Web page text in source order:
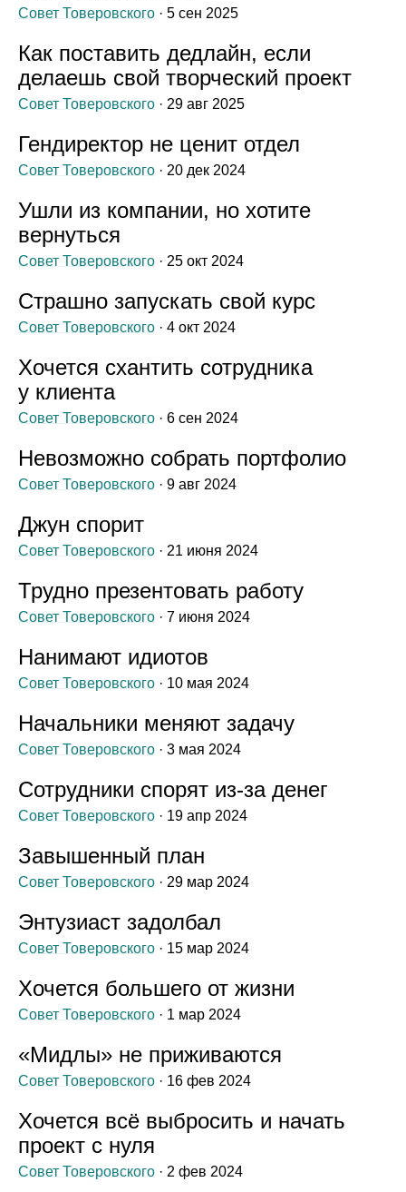
Совет Товеровского · 5 сен 2025
Как поставить дедлайн, если
делаешь свой творческий проект
Совет Товеровского · 29 авг 2025
Гендиректор не ценит отдел
Совет Товеровского · 20 дек 2024
Ушли из компании, но хотите
вернуться
Совет Товеровского · 25 окт 2024
Страшно запускать свой курс
Совет Товеровского · 4 окт 2024
Хочется схантить сотрудника
у клиента
Совет Товеровского · 6 сен 2024
Невозможно собрать портфолио
Совет Товеровского · 9 авг 2024
Джун спорит
Совет Товеровского · 21 июня 2024
Трудно презентовать работу
Совет Товеровского · 7 июня 2024
Нанимают идиотов
Совет Товеровского · 10 мая 2024
Начальники меняют задачу
Совет Товеровского · 3 мая 2024
Сотрудники спорят из‑за денег
Совет Товеровского · 19 апр 2024
Завышенный план
Совет Товеровского · 29 мар 2024
Энтузиаст задолбал
Совет Товеровского · 15 мар 2024
Хочется большего от жизни
Совет Товеровского · 1 мар 2024
«Мидлы» не приживаются
Совет Товеровского · 16 фев 2024
Хочется всё выбросить и начать
проект с нуля
Совет Товеровского · 2 фев 2024